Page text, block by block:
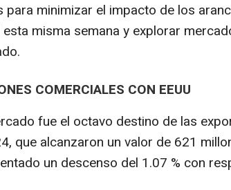
para minimizar el impacto de los
misma semana y explorar
COMERCIALES CON EEUU
fue el octavo destino de las
que alcanzaron un valor de 621
un descenso del 1.07 % con